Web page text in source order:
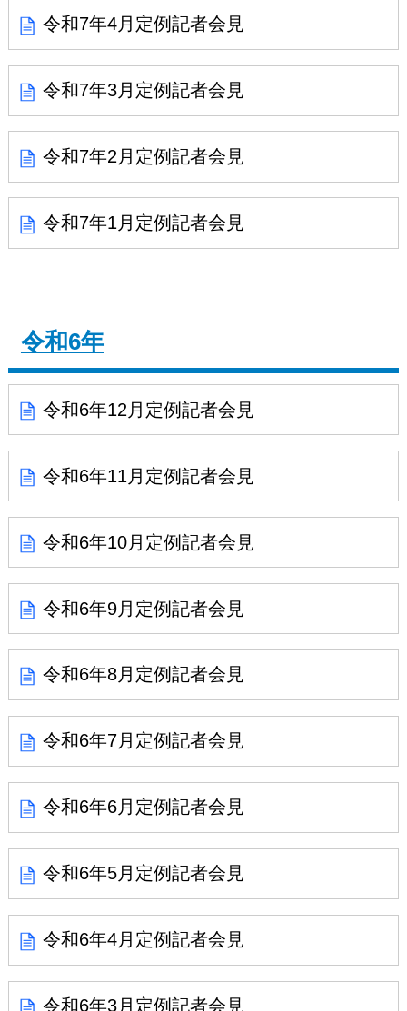
令和7年4月定例記者会見
令和7年3月定例記者会見
令和7年2月定例記者会見
令和7年1月定例記者会見
令和6年
令和6年12月定例記者会見
令和6年11月定例記者会見
令和6年10月定例記者会見
令和6年9月定例記者会見
令和6年8月定例記者会見
令和6年7月定例記者会見
令和6年6月定例記者会見
令和6年5月定例記者会見
令和6年4月定例記者会見
令和6年3月定例記者会見